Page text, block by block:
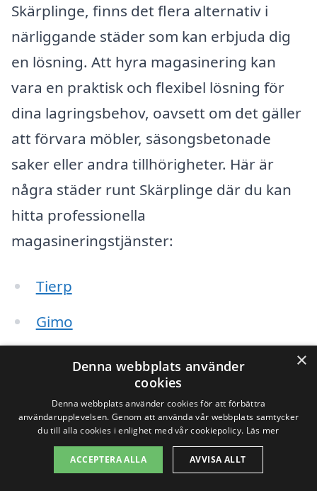
Skärplinge, finns det flera alternativ i
närliggande städer som kan erbjuda dig
en lösning. Att hyra magasinering kan
vara en praktisk och flexibel lösning för
dina lagringsbehov, oavsett om det gäller
att förvara möbler, säsongsbetonade
saker eller andra tillhörigheter. Här är
några städer runt Skärplinge där du kan
hitta professionella
magasineringstjänster:
Tierp
Gimo
Östhammar
Forsmarks
Älvkarleby
×
Denna webbplats använder
cookies
Denna webbplats använder cookies för att förbättra
användarupplevelsen. Genom att använda vår webbplats samtycker
du till alla cookies i enlighet med vår cookiepolicy. Läs mer
ACCEPTERA ALLA AVVISA ALLT